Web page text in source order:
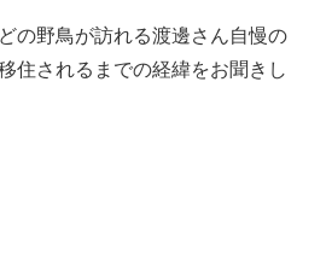
の野鳥が訪れる渡邊さん自慢の
住されるまでの経緯をお聞きし